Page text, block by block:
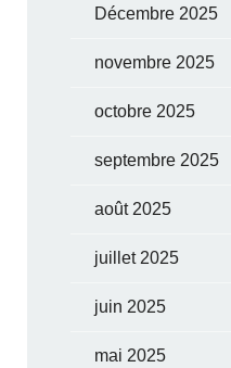
Décembre 2025
novembre 2025
octobre 2025
septembre 2025
août 2025
juillet 2025
juin 2025
mai 2025